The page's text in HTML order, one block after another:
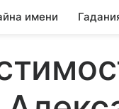
имени